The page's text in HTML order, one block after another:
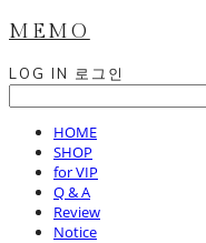
MEMO
LOG IN 로그인
HOME
SHOP
for VIP
Q & A
Review
Notice